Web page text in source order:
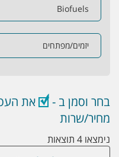
Biofuels
יזמים/מפתחים
בחר וסמן ב -
את
מחיר/שרות
נימצאו 4 תוצאות